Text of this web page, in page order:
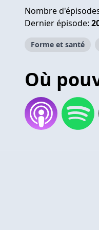
Nombre
Dernier épisode:
Forme et santé
Où